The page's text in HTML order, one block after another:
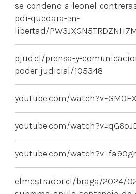
se-condeno-a-leonel-
pdi-quedara-en-
libertad/
pjud.cl/prensa-y-
poder-judicial/105348
youtube.com/
youtube.com/
youtube.com/
elmostrador.cl/braga/2024/